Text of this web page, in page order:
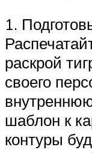
1.
раскрой
своего
шаблон к
контуры